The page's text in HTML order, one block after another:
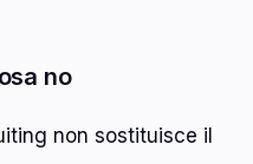
no
non sostituisce il